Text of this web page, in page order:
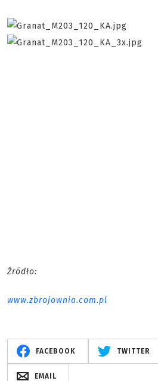
Źródło:
www.zbrojownia.com.pl
FACEBOOK TWITTER
EMAIL